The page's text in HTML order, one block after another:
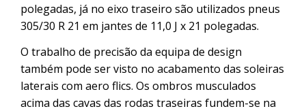
polegadas, já no eixo traseiro são utilizados pneus
305/30 R 21 em jantes de 11,0 J x 21 polegadas.
O trabalho de precisão da equipa de design
também pode ser visto no acabamento das soleiras
laterais com aero flics. Os ombros musculados
acima das cavas das rodas traseiras fundem-se na